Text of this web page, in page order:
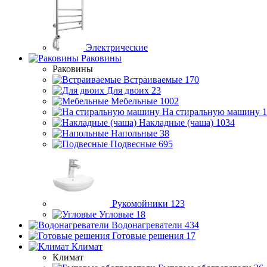
Электрические
Раковины
Раковины
Встраиваемые 170
Для двоих 23
Мебельные 1002
На стиральную машину
Накладные (чаша) 1034
Напольные 38
Подвесные 695
Рукомойники 123
Угловые 18
Водонагреватели 434
Готовые решения 17
Климат
Климат